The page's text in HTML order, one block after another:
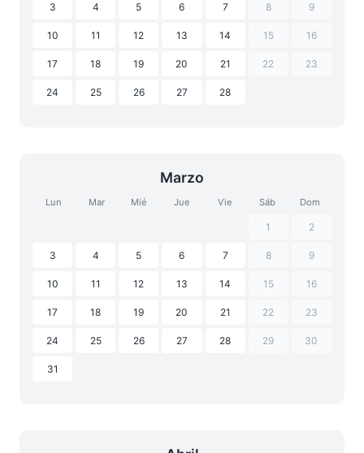
3 4 5 6 7 8 9
10 11 12 13 14 15 16
17 18 19 20 21 22 23
24 25 26 27 28
Marzo
Lun Mar Mié Jue Vie Sáb Dom
1 2
3 4 5 6 7 8 9
10 11 12 13 14 15 16
17 18 19 20 21 22 23
24 25 26 27 28 29 30
31